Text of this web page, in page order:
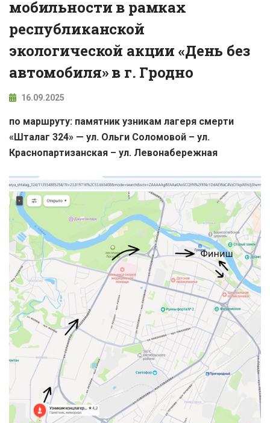
мобильности в рамках
республиканской
экологической акции «День без
автомобиля» в г. Гродно
16.09.2025
по маршруту: памятник узникам лагеря смерти
«Шталаг 324» — ул. Ольги Соломовой – ул.
Краснопартизанская – ул. Левонабережная